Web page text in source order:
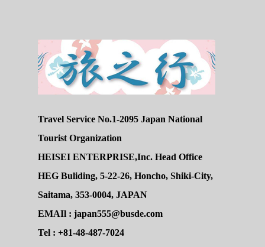
Travel Service No.1-2095 Japan National
Tourist Organization
HEISEI ENTERPRISE,Inc. Head Office
HEG Buliding, 5-22-26, Honcho, Shiki-City,
Saitama, 353-0004, JAPAN
EMAIl : japan555@busde.com
Tel : +81-48-487-7024